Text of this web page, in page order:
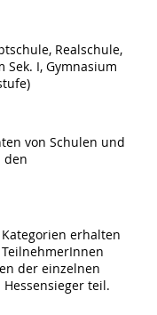
Realschule,
I, Gymnasium
von Schulen und
den
erhalten
der einzelnen
teil.